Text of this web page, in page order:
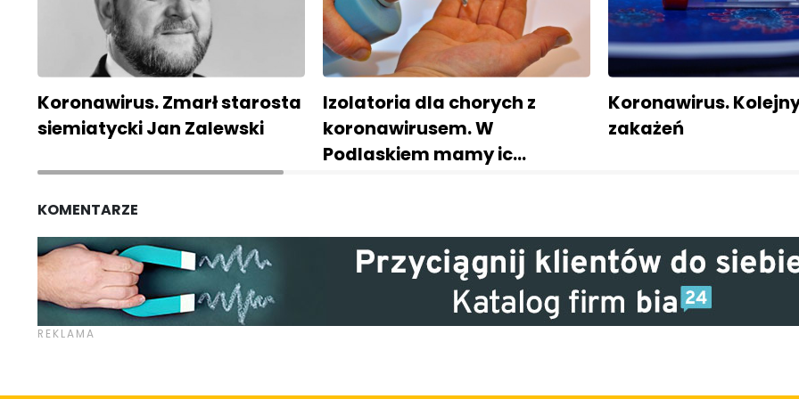
Koronawirus. Zmarł starosta
siemiatycki Jan Zalewski
Izolatoria dla chorych z
koronawirusem. W
Podlaskiem mamy ic…
Koronawirus.
zakażeń
KOMENTARZE